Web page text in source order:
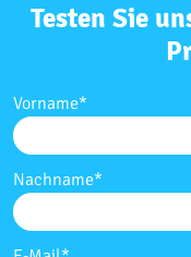
Testen Sie
Vorname*
Nachname*